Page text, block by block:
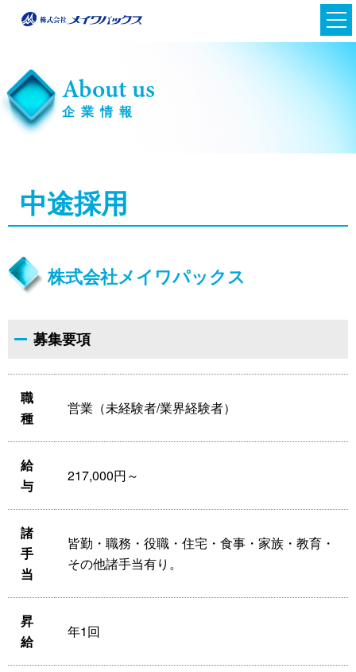
英語
About us
企業情報
中途採用
株式会社メイワパックス
募集要項
職
種
営業（未経験者/業界経験者）
給
与
217,000円～
諸
手
当
皆勤・職務・役職・住宅・食事・家族・教育・
その他諸手当有り。
昇
給
年1回